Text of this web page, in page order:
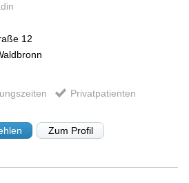
12
Privatpatienten
Zum Profil